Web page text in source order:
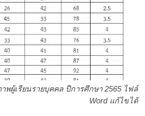
ผู้เรียนรายบุคคล ปีการศึกษา 2565 ไฟล์
Word แก้ไขได้